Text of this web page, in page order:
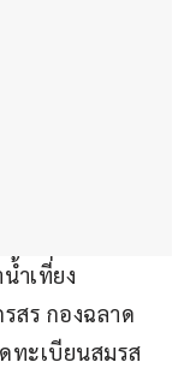
ำเที่ยง
สร กองฉลาด
ทะเบียนสมรส